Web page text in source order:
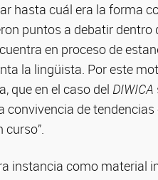
hasta cuál era la forma
puntos a debatir dentro
en proceso de
la lingüista. Por este
que en el caso del DIWICA
convivencia de
instancia como material